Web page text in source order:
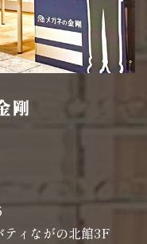
ティながの北館3F